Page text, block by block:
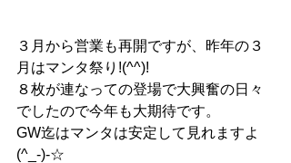
３月から営業も再開ですが、昨年の３
月はマンタ祭り!(^^)!
８枚が連なっての登場で大興奮の日々
でしたので今年も大期待です。
GW迄はマンタは安定して見れますよ
(^_-)-☆